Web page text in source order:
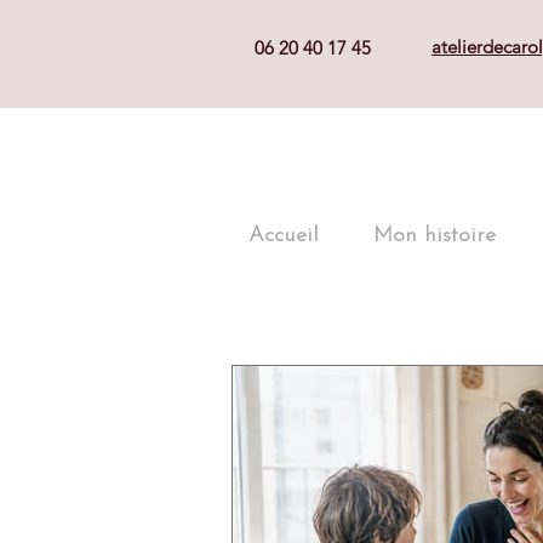
06 20 40 17 45
Accueil Mon histoire